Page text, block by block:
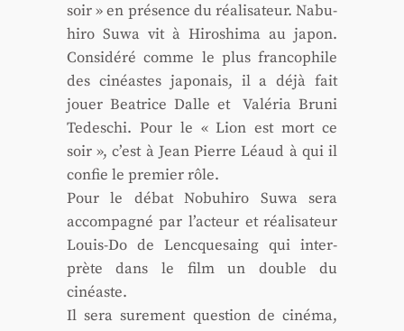
soir » en pré­sence du réa­li­sa­teur. Nabu­
hi­ro Suwa vit à Hiro­shi­ma au japon.
Consi­dé­ré comme le plus fran­co­phile
des cinéastes japo­nais, il a déjà fait
jouer Bea­trice Dalle et Valé­ria Bru­ni
Tedes­chi. Pour le « Lion est mort ce
soir », c’est à Jean Pierre Léaud à qui il
confie le pre­mier rôle.
Pour le débat Nobu­hi­ro Suwa sera
accom­pa­gné par l’ac­teur et réa­li­sa­teur
Louis-Do de Lenc­que­saing qui inter­
prète dans le film un double du
cinéaste.
Il sera sur­ement ques­tion de ciné­ma,